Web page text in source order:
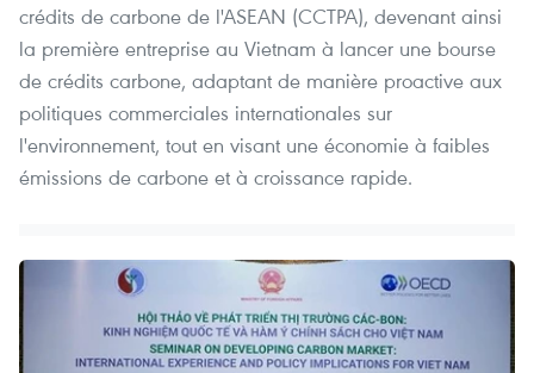
crédits de carbone de l'ASEAN (CCTPA), devenant ainsi
la première entreprise au Vietnam à lancer une bourse
de crédits carbone, adaptant de manière proactive aux
politiques commerciales internationales sur
l'environnement, tout en visant une économie à faibles
émissions de carbone et à croissance rapide.